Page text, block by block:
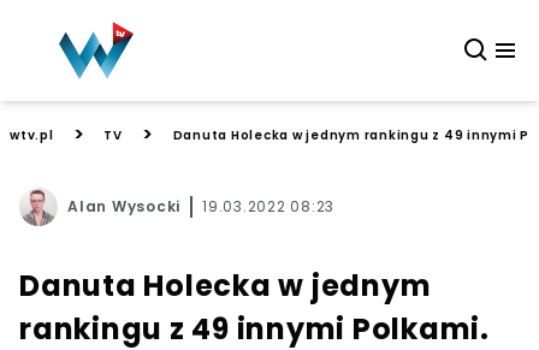
wtv.pl > TV > Danuta Holecka w jednym rankingu z 49 innymi
Alan Wysocki 19.03.2022 08:23
Danuta Holecka w jednym
rankingu z 49 innymi Polkami.